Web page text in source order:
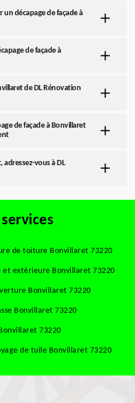
un décapage de façade à
de façade à
de DL Rénovation
de façade à Bonvillaret
adressez-vous à DL
de toiture Bonvillaret 73220
extérieure Bonvillaret 73220
Bonvillaret 73220
Bonvillaret 73220
73220
de tuile Bonvillaret 73220